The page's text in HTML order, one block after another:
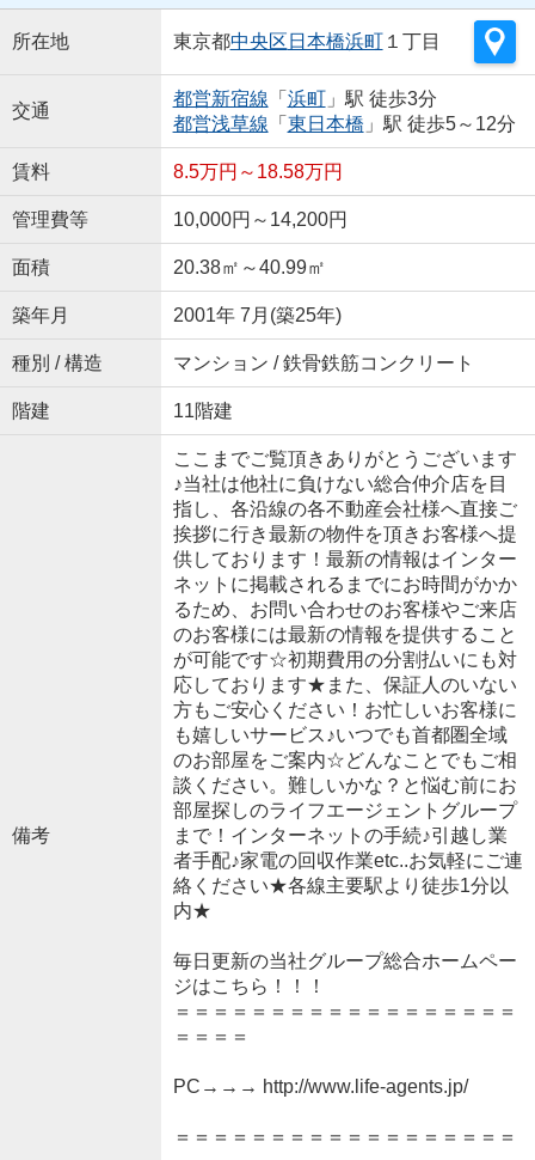
所在地 東京都中央区 日本橋浜町１丁目
交通
都営新宿線 「 浜町」駅 徒歩3分
都営浅草線 「 東日本橋 」駅 徒歩5～12分
賃料 8.5万円～18.58万円
管理費等 10,000円～14,200円
面積 20.38㎡～40.99㎡
築年月 2001年 7月(築25年)
種別 / 構造 マンション / 鉄骨鉄筋コンクリート
階建 11階建
備考
ここまでご覧頂きありがとうございます
♪当社は他社に負けない総合仲介店を目
指し、各沿線の各不動産会社様へ直接ご
挨拶に行き最新の物件を頂きお客様へ提
供しております！最新の情報はインター
ネットに掲載されるまでにお時間がかか
るため、お問い合わせのお客様やご来店
のお客様には最新の情報を提供すること
が可能です☆初期費用の分割払いにも対
応しております★また、保証人のいない
方もご安心ください！お忙しいお客様に
も嬉しいサービス♪いつでも首都圏全域
のお部屋をご案内☆どんなことでもご相
談ください。難しいかな？と悩む前にお
部屋探しのライフエージェントグループ
まで！インターネットの手続♪引越し業
者手配♪家電の回収作業etc..お気軽にご連
絡ください★各線主要駅より徒歩1分以
内★
毎日更新の当社グループ総合ホームペー
ジはこちら！！！
＝＝＝＝＝＝＝＝＝＝＝＝＝＝＝＝＝＝
＝＝＝＝
PC→→→ http://www.life-agents.jp/
＝＝＝＝＝＝＝＝＝＝＝＝＝＝＝＝＝＝